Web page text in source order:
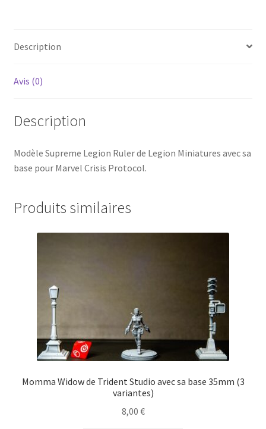
Description
Avis (0)
Description
Modèle Supreme Legion Ruler de Legion Miniatures avec sa
base pour Marvel Crisis Protocol.
Produits similaires
Momma Widow de Trident Studio avec sa base 35mm (3
variantes)
8,00 €